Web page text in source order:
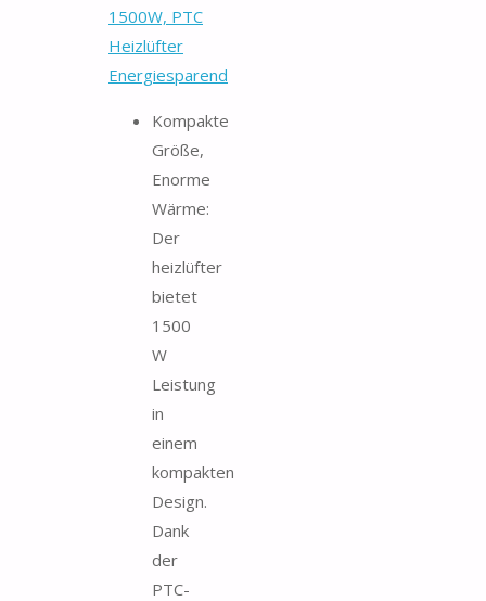
1500W, PTC
Heizlüfter
Energiesparend
Kompakte
Größe,
Enorme
Wärme:
Der
heizlüfter
bietet
1500
W
Leistung
in
einem
kompakten
Design.
Dank
der
PTC-